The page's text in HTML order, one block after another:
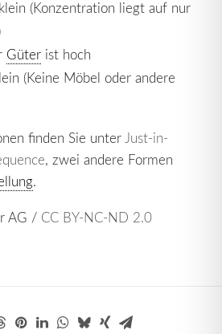
(Konzentration liegt auf nur
Güter ist hoch
(Keine Möbel oder andere
finden Sie unterJust-in-
, zwei andere Formen
.
AG / CC BY-NC-ND 2.0